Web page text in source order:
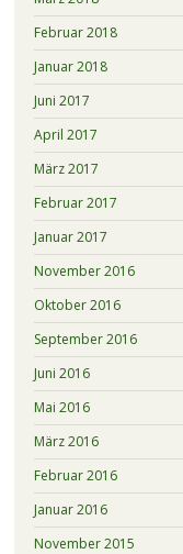
Februar 2018
Januar 2018
Juni 2017
April 2017
März 2017
Februar 2017
Januar 2017
November 2016
Oktober 2016
September 2016
Juni 2016
Mai 2016
März 2016
Februar 2016
Januar 2016
November 2015